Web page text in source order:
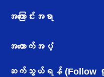
အကြောင်းအရာ
အထောက်အပံ့
ဆက်သွယ်ရန် (Follow